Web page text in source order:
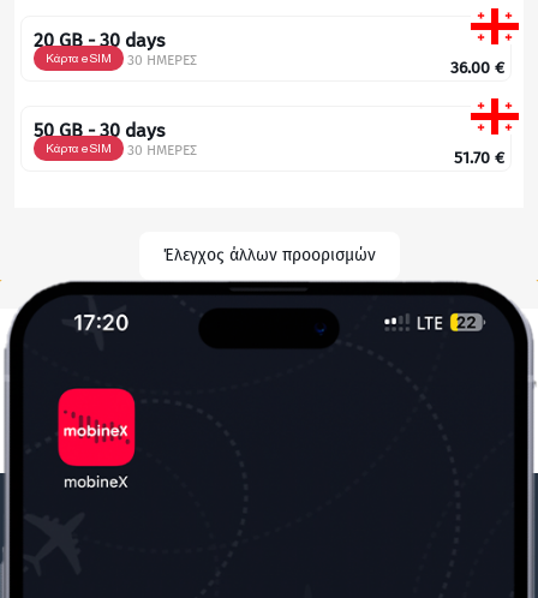
20 GB - 30 days
Κάρτα eSIM 30 ΗΜΕΡΕΣ 36.00 €
50 GB - 30 days
Κάρτα eSIM 30 ΗΜΕΡΕΣ 51.70 €
Έλεγχος άλλων προορισμών